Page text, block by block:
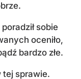
sobie
oceniło,
bardzo złe.
tej sprawie.